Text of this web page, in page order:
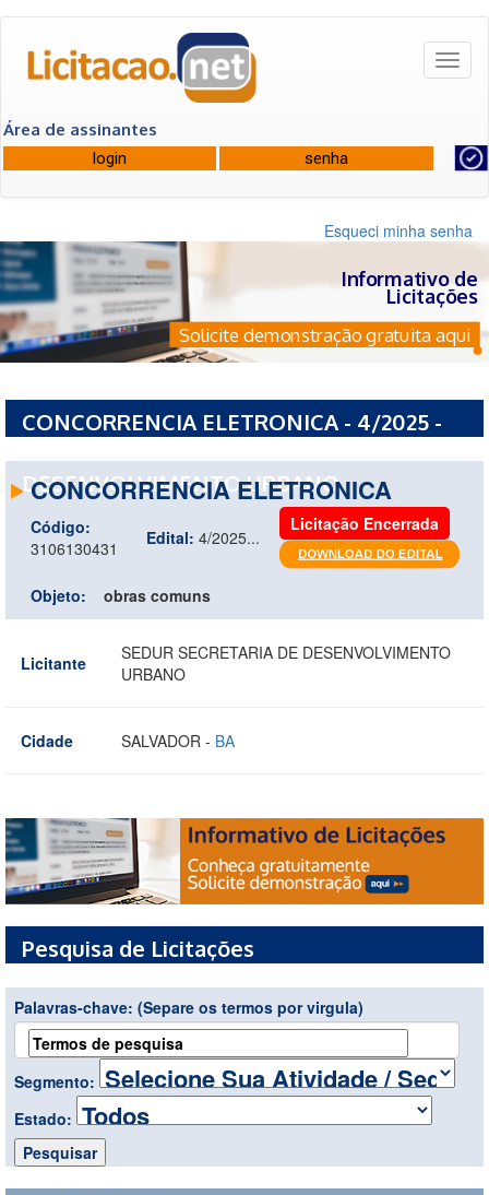
Área de assinantes
Esqueci minha senha
Informativo de
Licitações
Solicite demonstração gratuita aqui
CONCORRENCIA ELETRONICA - 4/2025 -
DESENVOLVIMENTO URBANO
CONCORRENCIA ELETRONICA
Código:
3106130431
Edital: 4/2025...
Licitação Encerrada
Objeto: obras comuns
Licitante
SEDUR SECRETARIA DE DESENVOLVIMENTO
URBANO
Cidade SALVADOR - BA
Pesquisa de Licitações
Palavras-chave: (Separe os termos por virgula)
Segmento:
Estado: